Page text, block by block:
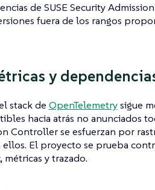
de SUSE Security
fuera de los rangos
y
stack de OpenTelemetrysigue
hacia atrás no anunciados
Controller se esfuerzan por
ellos. El proyecto se prueba
métricas y trazado.